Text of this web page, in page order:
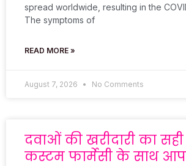
spread worldwide, resulting in the
The symptoms of
READ MORE »
August 7, 2026 No Comments
दवाओं की खरीदारी का सही
कस्टम फार्मेसी के साथ